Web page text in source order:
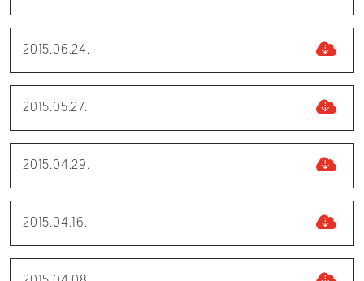
2015.06.24.
2015.05.27.
2015.04.29.
2015.04.16.